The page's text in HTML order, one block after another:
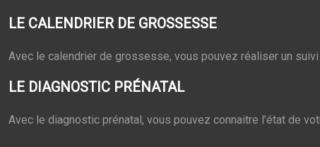
LE CALENDRIER DE GROSSESSE
Avec le calendrier de grossesse, vous pouvez réaliser un
LE DIAGNOSTIC PRÉNATAL
Avec le diagnostic prénatal, vous pouvez connaitre l’état de